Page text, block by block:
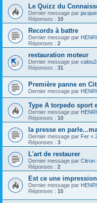
Le Quizz du
Dernier message par
Réponses : 10
Records à battre
Dernier message par HENRI
Réponses : 2
restauration moteur
Dernier message par
Réponses : 31
Première panne en
Dernier message par HENRI
Type A torpedo sport
Dernier message par HENRI
Réponses : 10
la presse en
Dernier message par Fer «
Réponses : 3
L'art de restaurer
Dernier message par Citron
Réponses : 2
Est ce une
Dernier message par HENRI
Réponses : 15